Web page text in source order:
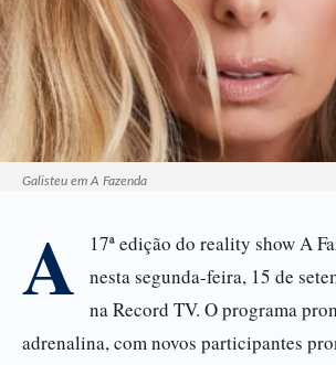
Galisteu em A Fazenda
A
17ª edição do reality show A
nesta segunda-feira, 15 de
na Record TV. O programa
adrenalina, com novos participantes